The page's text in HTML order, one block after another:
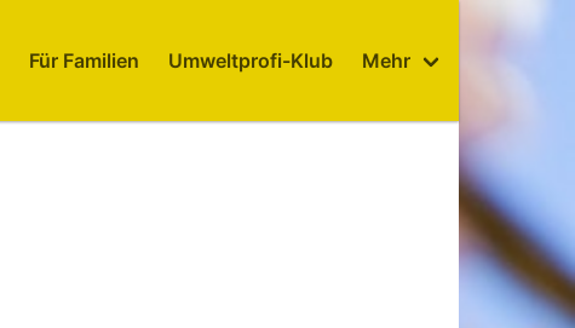
Für Familien Umweltprofi-Klub Mehr